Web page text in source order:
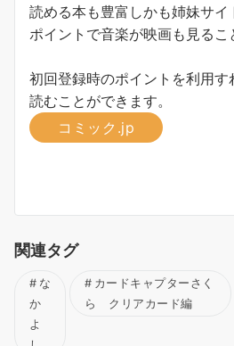
読める本も豊富しかも姉妹サ
ポイントで音楽が映画も見るこ
初回登録時のポイントを利用す
読むことができます。
コミック.jp
関連タグ
な
か
よ
カードキャプターさく
ら クリアカード編